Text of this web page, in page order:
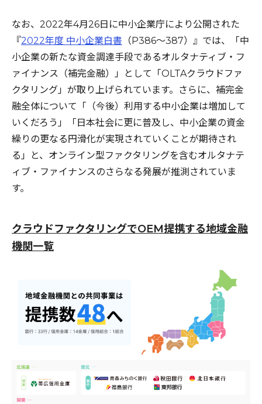
なお、2022年4月26日に中小企業庁により公開された
『2022年度 中小企業白書 （P386～387）』では、「中
小企業の新たな資金調達手段であるオルタナティブ・フ
ァイナンス（補完金融）」として「OLTAクラウドファ
クタリング」が取り上げられています。さらに、補完金
融全体について「（今後）利用する中小企業は増加して
いくだろう」「日本社会に更に普及し、中小企業の資金
繰りの更なる円滑化が実現されていくことが期待され
る」と、オンライン型ファクタリングを含むオルタナテ
ィブ・ファイナンスのさらなる発展が推測されていま
す。
クラウドファクタリングでOEM提携する地域金融
機関一覧